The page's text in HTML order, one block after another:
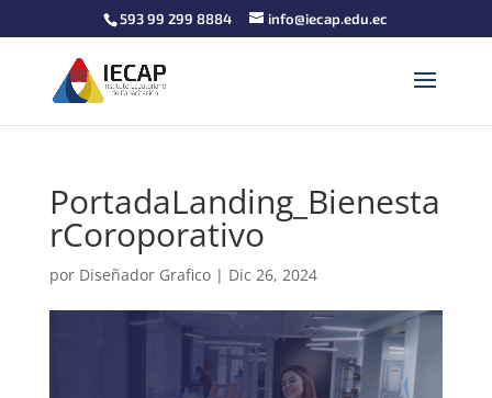
593 99 299 8884 info@iecap.edu.ec
PortadaLanding_Bienesta
rCoroporativo
por Diseñador Grafico| Dic 26, 2024